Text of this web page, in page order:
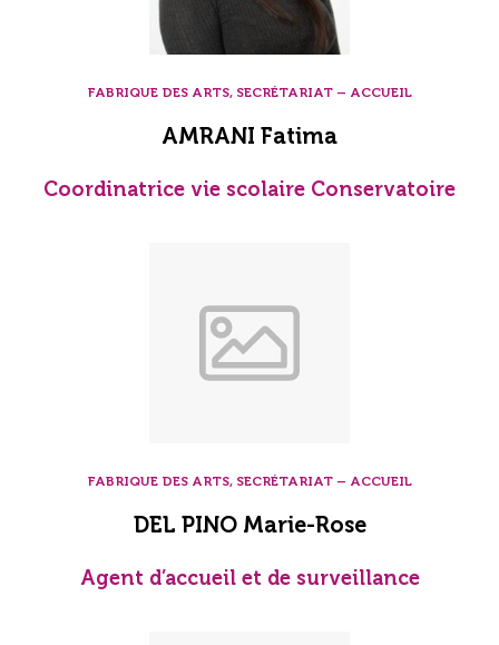
FABRIQUE DES ARTS, SECRÉTARIAT – ACCUEIL
AMRANI Fatima
Coordinatrice vie scolaire Conservatoire
FABRIQUE DES ARTS, SECRÉTARIAT – ACCUEIL
DEL PINO Marie-Rose
Agent d’accueil et de surveillance